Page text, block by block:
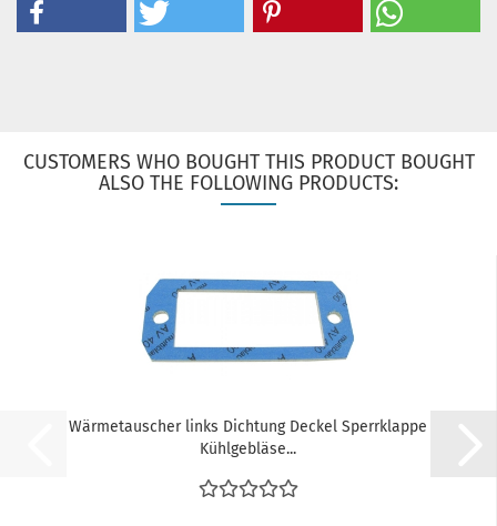
CUSTOMERS WHO BOUGHT THIS PRODUCT BOUGHT
ALSO THE FOLLOWING PRODUCTS:
Wärmetauscher links Dichtung Deckel Sperrklappe
Kühlgebläse...